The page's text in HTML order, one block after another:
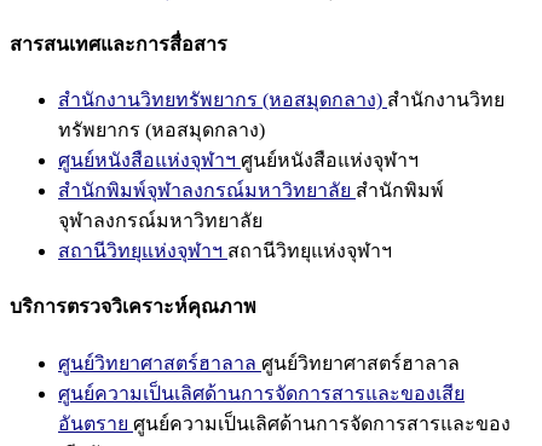
สารสนเทศและการสื่อสาร
สำนักงานวิทยทรัพยากร (หอสมุดกลาง) สำนักงานวิทย
ทรัพยากร (หอสมุดกลาง)
ศูนย์หนังสือแห่งจุฬาฯ ศูนย์หนังสือแห่งจุฬาฯ
สำนักพิมพ์จุฬาลงกรณ์มหาวิทยาลัย สำนักพิมพ์
จุฬาลงกรณ์มหาวิทยาลัย
สถานีวิทยุแห่งจุฬาฯ สถานีวิทยุแห่งจุฬาฯ
บริการตรวจวิเคราะห์คุณภาพ
ศูนย์วิทยาศาสตร์ฮาลาล ศูนย์วิทยาศาสตร์ฮาลาล
ศูนย์ความเป็นเลิศด้านการจัดการสารและของเสีย
อันตราย ศูนย์ความเป็นเลิศด้านการจัดการสารและของ